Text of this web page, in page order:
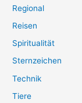
Regional
Reisen
Spiritualität
Sternzeichen
Technik
Tiere